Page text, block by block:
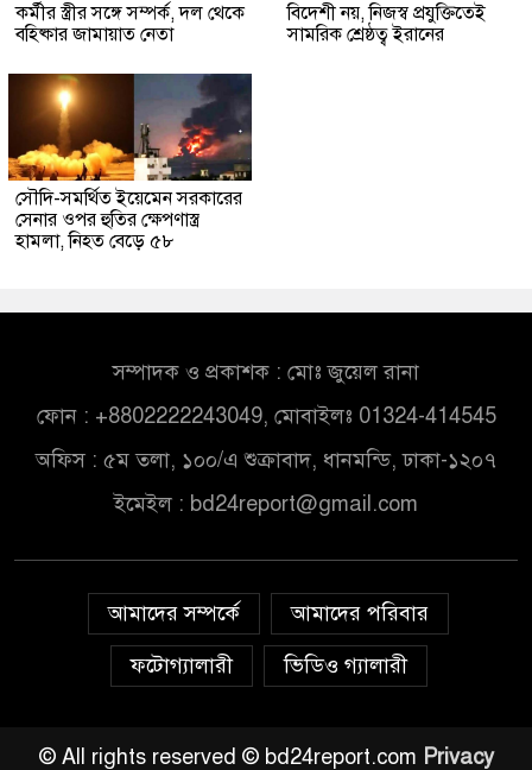
কর্মীর স্ত্রীর সঙ্গে সম্পর্ক, দল থেকে
বহিষ্কার জামায়াত নেতা
বিদেশী নয়, নিজস্ব প্রযুক্তিতেই
সামরিক শ্রেষ্ঠত্ব ইরানের
সৌদি-সমর্থিত ইয়েমেন সরকারের
সেনার ওপর হুতির ক্ষেপণাস্ত্র
হামলা, নিহত বেড়ে ৫৮
সম্পাদক ও প্রকাশক : মোঃ জুয়েল রানা
ফোন : +8802222243049, মোবাইলঃ 01324-414545
অফিস : ৫ম তলা, ১০০/এ শুক্রাবাদ, ধানমন্ডি, ঢাকা-১২০৭
ইমেইল : bd24report@gmail.com
আমাদের সম্পর্কে
আমাদের পরিবার
ফটোগ্যালারী
ভিডিও গ্যালারী
© All rights reserved © bd24report.com Privacy